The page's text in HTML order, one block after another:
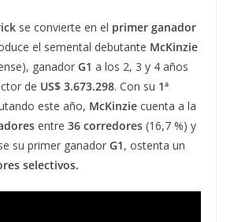
se convierte en el primer ganador
el semental debutante McKinzie
ganador G1 a los 2, 3 y 4 años
de US$ 3.673.298. Con su 1ª
este año, McKinziecuenta a la
entre 36 corredores(16,7 %) y
su primer ganador G1, ostenta un
selectivos.